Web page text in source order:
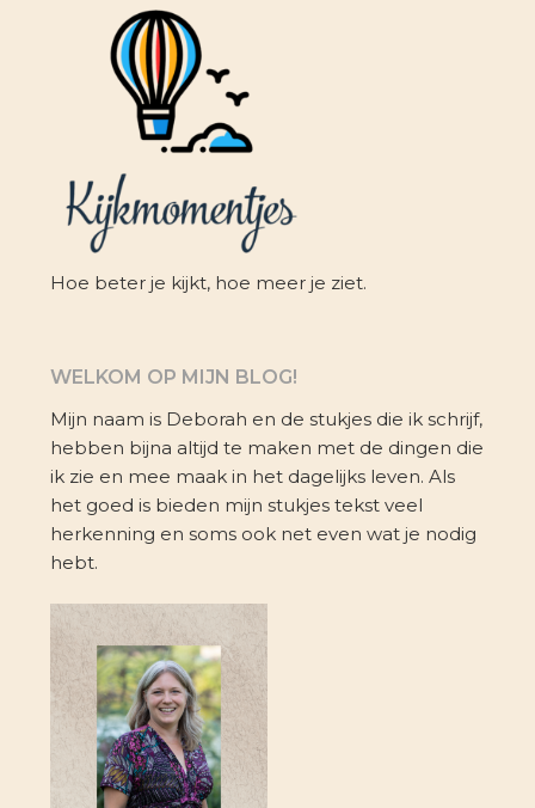
Hoe beter je kijkt, hoe meer je ziet.
WELKOM OP MIJN BLOG!
Mijn naam is Deborah en de stukjes die ik schrijf,
hebben bijna altijd te maken met de dingen die
ik zie en mee maak in het dagelijks leven. Als
het goed is bieden mijn stukjes tekst veel
herkenning en soms ook net even wat je nodig
hebt.